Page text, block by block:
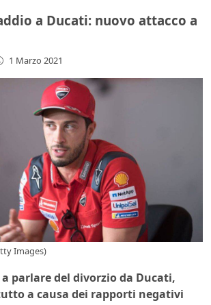
a Ducati: nuovo attacco a
1 Marzo 2021
Images)
parlare del divorzio da Ducati,
a causa dei rapporti negativi